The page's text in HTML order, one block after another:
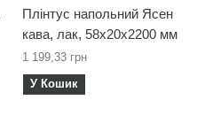
Плінтус напольний Ясен
кава, лак, 58х20х2200 мм
1 199,33 грн
У Кошик